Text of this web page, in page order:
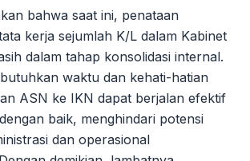
bahwa saat ini, penataan
kerja sejumlah K/L dalam Kabinet
dalam tahap konsolidasi internal.
waktu dan kehati-hatian
ASN ke IKN dapat berjalan efektif
baik, menghindari potensi
dan operasional